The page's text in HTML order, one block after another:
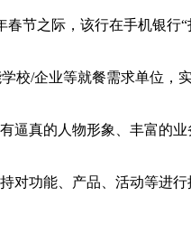
节之际，该行在手机银
校/企业等就餐需求单位
逼真的人物形象、丰富
对功能、产品、活动等进